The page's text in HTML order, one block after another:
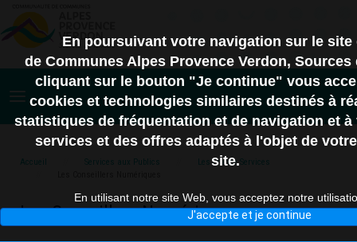
Accueil Services aux Publics
Les France Services
Les Conseillers Numériques
En poursuivant votre navigation sur le site
de Communes Alpes Provence Verdon,
cliquant sur le bouton "Je continue" vous
cookies et technologies similaires destinés à
statistiques de fréquentation et de navigation et
services et des offres adaptés à l'objet de
site.
En utilisant notre site Web, vous acceptez notre
J'accepte et je continue